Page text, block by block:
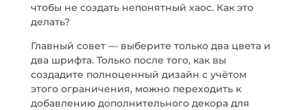
чтобы не создать непонятный хаос. Как это
делать?
Главный совет — выберите только два цвета и
два шрифта. Только после того, как вы
создадите полноценный дизайн с учётом
этого ограничения, можно переходить к
добавлению дополнительного декора для